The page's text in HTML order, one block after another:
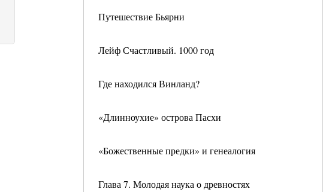
Путешествие Бьярни
Лейф Счастливый. 1000 год
Где находился Винланд?
«Длинноухие» острова Пасхи
«Божественные предки» и генеалогия
Глава 7. Молодая наука о древностях